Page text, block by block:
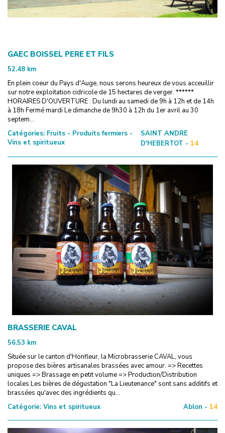
GAEC BOISSEL PERE ET FILS
52.48 km
En plein coeur du Pays d'Auge, nous serons heureux de vous acceuillir
sur notre exploitation cidricole de 15 hectares de verger. ******
HORAIRES D'OUVERTURE : Du lundi au samedi de 9h à 12h et de 14h
à 18h Fermé mardi Le dimanche de 9h30 à 12h du 1er avril au 30
septem...
Catégories: Fruits - Produits fermiers -
Vins et spiritueux
SAINT ANDRE
D'HEBERTOT - 14
BRASSERIE CAVAL
56.53 km
Située sur le canton d'Honfleur, la Microbrasserie CAVAL, vous
propose des bières artisanales brassées avec amour. => Recettes
uniques => Brassage en petit volume => Production/Distribution
locales Les bières de dégustation "La Lieutenance" sont sans additifs et
brassées qu'avec des ingrédients qu...
Catégorie: Vins et spiritueux Ablon - 14